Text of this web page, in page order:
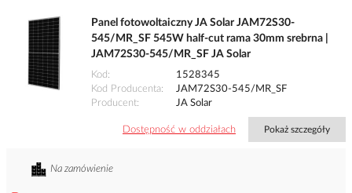
Panel fotowoltaiczny JA Solar JAM72S30-
545/MR_SF 545W half-cut rama 30mm srebrna |
JAM72S30-545/MR_SF JA Solar
Kod
1528345
Kod Producenta
JAM72S30-545/MR_SF
Producent
JA Solar
Dostępność w oddziałach Pokaż szczegóły
Na zamówienie